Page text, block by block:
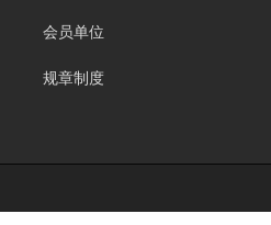
会员单位
规章制度